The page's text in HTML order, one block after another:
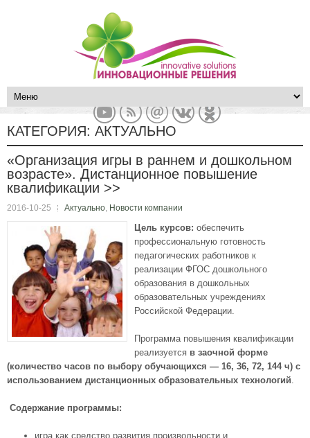
КАТЕГОРИЯ: АКТУАЛЬНО
«Организация игры в раннем и дошкольном
возрасте». Дистанционное повышение
квалификации >>
2016-10-25 Актуально, Новости компании
Цель курсов: обеспечить
профессиональную готовность
педагогических работников к
реализации ФГОС дошкольного
образования в дошкольных
образовательных учреждениях
Российской Федерации.
Программа повышения квалификации
реализуется в заочной форме
(количество часов по выбору обучающихся — 16, 36, 72, 144 ч) с
использованием дистанционных образовательных технологий.
Содержание программы:
игра как средство развития произвольности и